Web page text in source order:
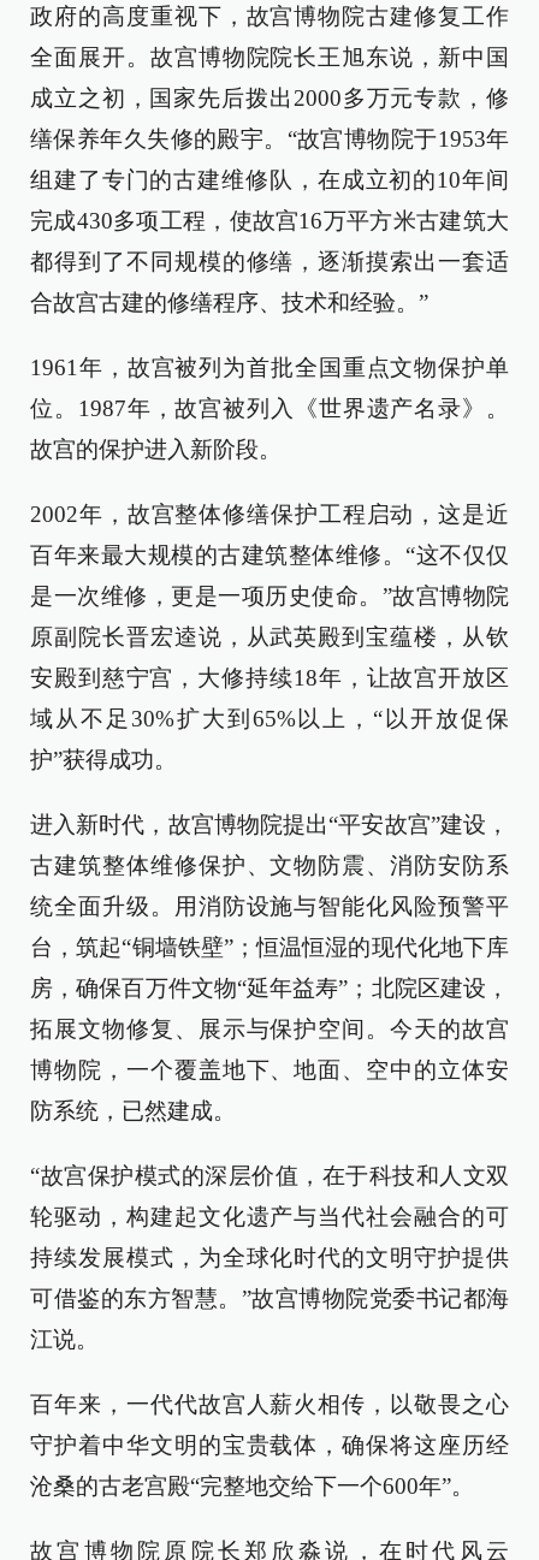
政府的高度重视下，故宫博物院古建修复工作
全面展开。故宫博物院院长王旭东说，新中国
成立之初，国家先后拨出2000多万元专款，修
缮保养年久失修的殿宇。“故宫博物院于1953年
组建了专门的古建维修队，在成立初的10年间
完成430多项工程，使故宫16万平方米古建筑大
都得到了不同规模的修缮，逐渐摸索出一套适
合故宫古建的修缮程序、技术和经验。”
1961年，故宫被列为首批全国重点文物保护单
位。1987年，故宫被列入《世界遗产名录》。
故宫的保护进入新阶段。
2002年，故宫整体修缮保护工程启动，这是近
百年来最大规模的古建筑整体维修。“这不仅仅
是一次维修，更是一项历史使命。”故宫博物院
原副院长晋宏逵说，从武英殿到宝蕴楼，从钦
安殿到慈宁宫，大修持续18年，让故宫开放区
域从不足30%扩大到65%以上，“以开放促保
护”获得成功。
进入新时代，故宫博物院提出“平安故宫”建设，
古建筑整体维修保护、文物防震、消防安防系
统全面升级。用消防设施与智能化风险预警平
台，筑起“铜墙铁壁”；恒温恒湿的现代化地下库
房，确保百万件文物“延年益寿”；北院区建设，
拓展文物修复、展示与保护空间。今天的故宫
博物院，一个覆盖地下、地面、空中的立体安
防系统，已然建成。
“故宫保护模式的深层价值，在于科技和人文双
轮驱动，构建起文化遗产与当代社会融合的可
持续发展模式，为全球化时代的文明守护提供
可借鉴的东方智慧。”故宫博物院党委书记都海
江说。
百年来，一代代故宫人薪火相传，以敬畏之心
守护着中华文明的宝贵载体，确保将这座历经
沧桑的古老宫殿“完整地交给下一个600年”。
故宫博物院原院长郑欣淼说，在时代风云